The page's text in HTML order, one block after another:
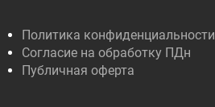
Политика конфиденциальности
Согласие на обработку ПДн
Публичная оферта